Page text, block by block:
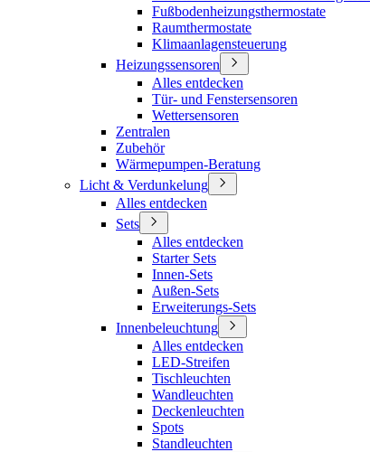
Fußbodenheizungsthermostate
Raumthermostate
Klimaanlagensteuerung
Heizungssensoren
Alles entdecken
Tür- und Fenstersensoren
Wettersensoren
Zentralen
Zubehör
Wärmepumpen-Beratung
Licht & Verdunkelung
Alles entdecken
Sets
Alles entdecken
Starter Sets
Innen-Sets
Außen-Sets
Erweiterungs-Sets
Innenbeleuchtung
Alles entdecken
LED-Streifen
Tischleuchten
Wandleuchten
Deckenleuchten
Spots
Standleuchten